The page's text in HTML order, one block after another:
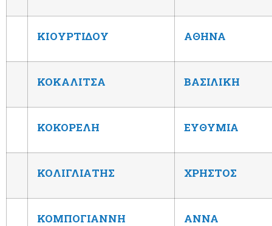
ΚΙΟΥΡΤΙΔΟΥ ΑΘΗΝΑ
ΚΟΚΑΛΙΤΣΑ ΒΑΣΙΛΙΚΗ
ΚΟΚΟΡΕΛΗ ΕΥΘΥΜΙΑ
ΚΟΛΙΓΛΙΑΤΗΣ ΧΡΗΣΤΟΣ
ΚΟΜΠΟΓΙΑΝΝΗ ΑΝΝΑ